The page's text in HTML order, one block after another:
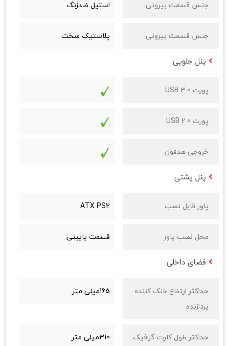
جنس قسمت بیرونی استیل ضدزنگ
جنس قسمت بیرونی پلاستیک سخت
پنل جلویی
پورت USB 3.0
پورت USB 2.0
خروجی هدفون
پنل پشتی
پاور قابل نصب ATX PS2
محل نصب پاور قسمت پایینی
فضای داخلی
حداکثر ارتفاع خنک کننده
پردازنده
165میلی متر
حداکثر طول کارت گرافیک 310میلی متر